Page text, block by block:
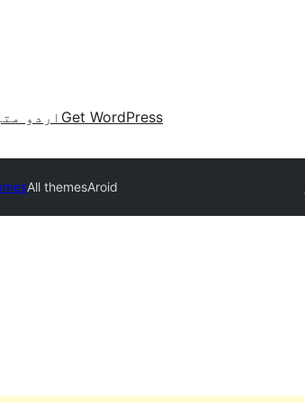
اردو Get WordPress
All themesAroid